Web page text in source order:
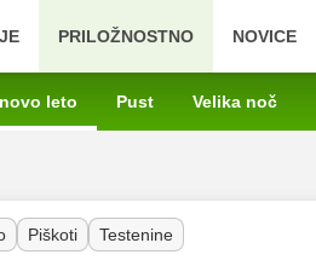
PRILOŽNOSTNO NOVICE
leto Pust Velika noč
Piškoti Testenine